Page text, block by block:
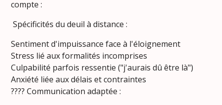
compte :
Spécificités du deuil à distance :
Sentiment d'impuissance face à l'éloignement
Stress lié aux formalités incomprises
Culpabilité parfois ressentie ("j'aurais dû être là")
Anxiété liée aux délais et contraintes
???? Communication adaptée :